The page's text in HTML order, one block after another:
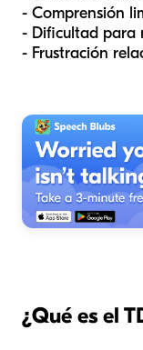
- Comprensión
- Dificultad para
- Frustración
¿Qué es el